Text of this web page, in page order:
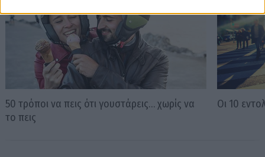
50 τρόποι να πεις ότι γουστάρεις… χωρίς να
το πεις
Οι 10